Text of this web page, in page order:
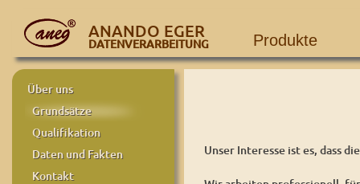
ANANDO EGER
DATENVERARBEITUNG Produkte
Über uns
Grundsätze
Qualifikation
Daten und Fakten
Kontakt
Unser Interesse ist es, dass